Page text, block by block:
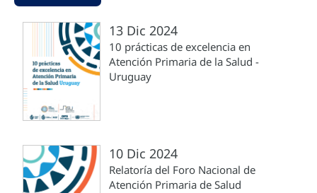
13 Dic 2024
10 prácticas de excelencia en
Atención Primaria de la Salud -
Uruguay
10 Dic 2024
Relatoría del Foro Nacional de
Atención Primaria de Salud